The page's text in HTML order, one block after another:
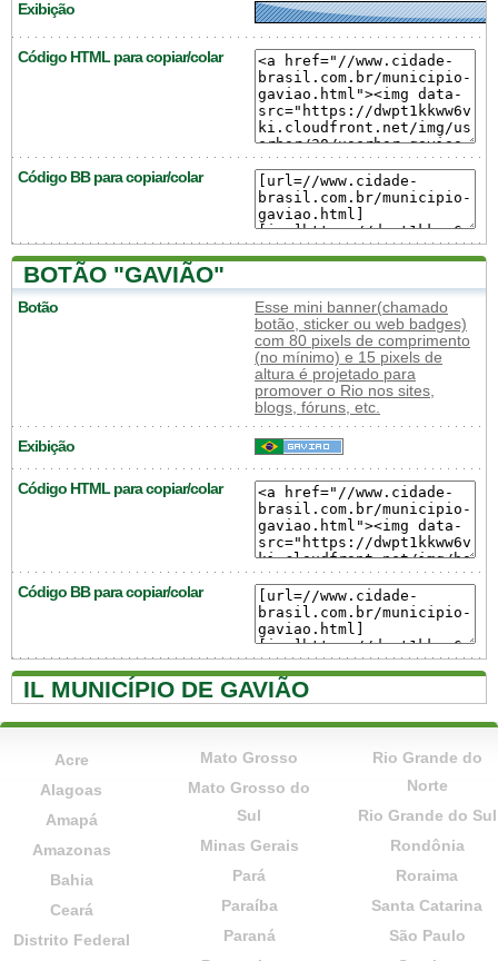
Exibição
Código HTML para copiar/colar
Código BB para copiar/colar
BOTÃO "GAVIÃO"
Botão
Esse mini banner(chamado
botão, sticker ou web badges)
com 80 pixels de comprimento
(no mínimo) e 15 pixels de
altura é projetado para
promover o Rio nos sites,
blogs, fóruns, etc.
Exibição
Código HTML para copiar/colar
Código BB para copiar/colar
IL MUNICÍPIO DE GAVIÃO
Acre
Alagoas
Amapá
Amazonas
Bahia
Ceará
Distrito Federal
Mato Grosso
Mato Grosso do
Sul
Minas Gerais
Pará
Paraíba
Paraná
Rio Grande do
Norte
Rio Grande do Sul
Rondônia
Roraima
Santa Catarina
São Paulo